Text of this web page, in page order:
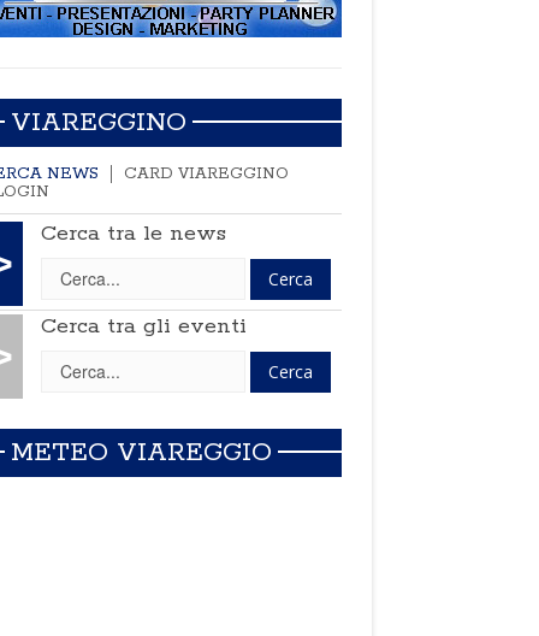
VIAREGGINO
NEWS
CARD VIAREGGINO
Cerca tra le news
Cerca tra gli eventi
METEO VIAREGGIO